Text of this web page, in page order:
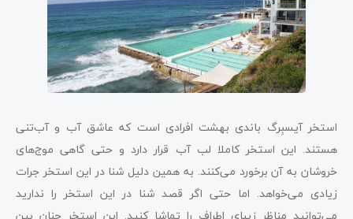
استخر آیسبِرگ باندی بهشت افرادی است که عاشق آب و آب‌تنی
هستند. این استخر کاملا لب آب قرار دارد و حتی گاهی موج‌های
خروشان به آن برخورد می‌کنند. به همین دلیل شنا در این استخر جرات
زیادی می‌خواهد. اما حتی اگر قصد شنا در این استخر را ندارید